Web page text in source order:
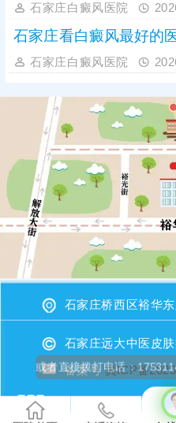
石家庄白癜风医院
石家庄看白癜风最好的
石家庄白癜风医院
石家庄桥西区裕华
石家庄远大中医皮
备案号冀ICP备
或者直接拨打电话：